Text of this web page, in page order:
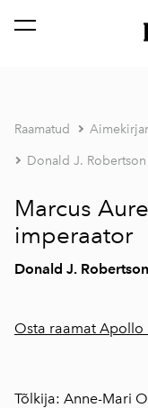
lisati ostukorvi.
Raamatud
Donald J.
Marcus
imperaator
Donald J. Robertson
Osta raamat Apollo
Tõlkija: Anne-Mari